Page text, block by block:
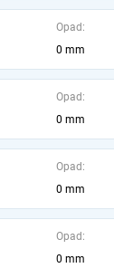
Opad:
0 mm
Opad:
0 mm
Opad:
0 mm
Opad:
0 mm